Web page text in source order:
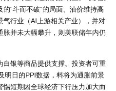
“斗而不破”的局面、油价维持高
行业（AI上游相关产业），并对
并未大幅攀升，则美联储年内仍
银等商品提供支撑。投资者可重
明日的PPI数据，料将为通胀前景
短期因全球经济下行压力加大而